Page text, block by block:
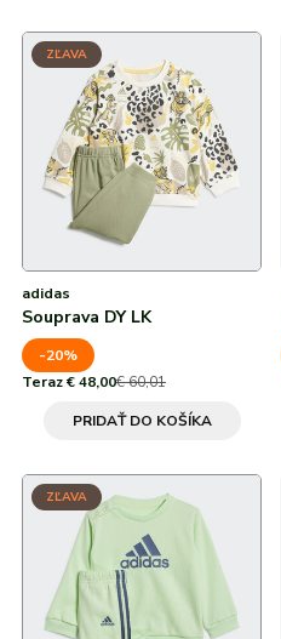
ZĽAVA
adidas
Souprava DY LK
-20%
Teraz € 48,00€ 60,01
PRIDAŤ DO KOŠÍKA
ZĽAVA